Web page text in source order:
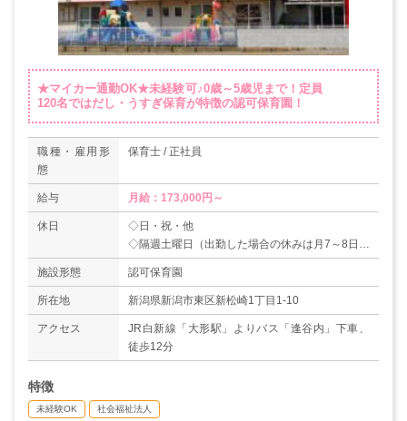
★マイカー通勤OK★未経験可♪0歳～5歳児まで！定員
120名ではだし・うすぎ保育が特徴の認可保育園！
職種・雇用形
態
保育士 / 正社員
給与 月給：173,000円～
休日
◇日・祝・他
◇隔週土曜日（出勤した場合の休みは月7～8日）
◇夏季休暇
◇年末年始（31日～3日）
◇年間休日数：108日
施設形態 認可保育園
所在地 新潟県新潟市東区新松崎1丁目1-10
アクセス
JR白新線「大形駅」よりバス「逢谷内」下車、
徒歩12分
特徴
未経験OK 社会福祉法人